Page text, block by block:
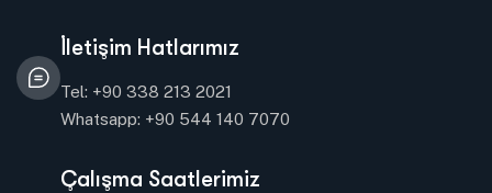
İletişim Hatlarımız
Tel: +90 338 213 2021
Whatsapp: +90 544 140 7070
Çalışma Saatlerimiz